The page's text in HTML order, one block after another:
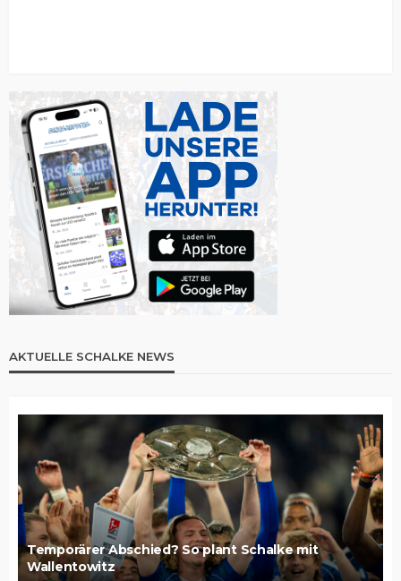
AKTUELLE SCHALKE NEWS
Temporärer Abschied? So plant Schalke mit
Wallentowitz